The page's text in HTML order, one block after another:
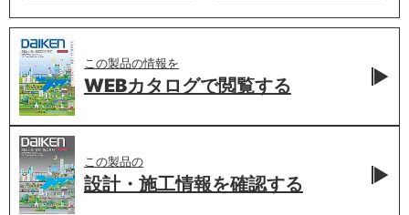
この製品の情報を
WEBカタログで閲覧する
この製品の
設計・施工情報を確認する